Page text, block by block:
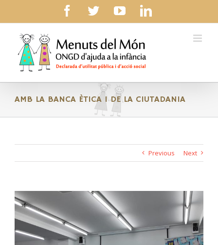
content
facebook
twitteryoutubelinkedin
AMB LA BANCA ÈTICA I DE LA CIUTADANIA
Previous Next
View
Larger
Image